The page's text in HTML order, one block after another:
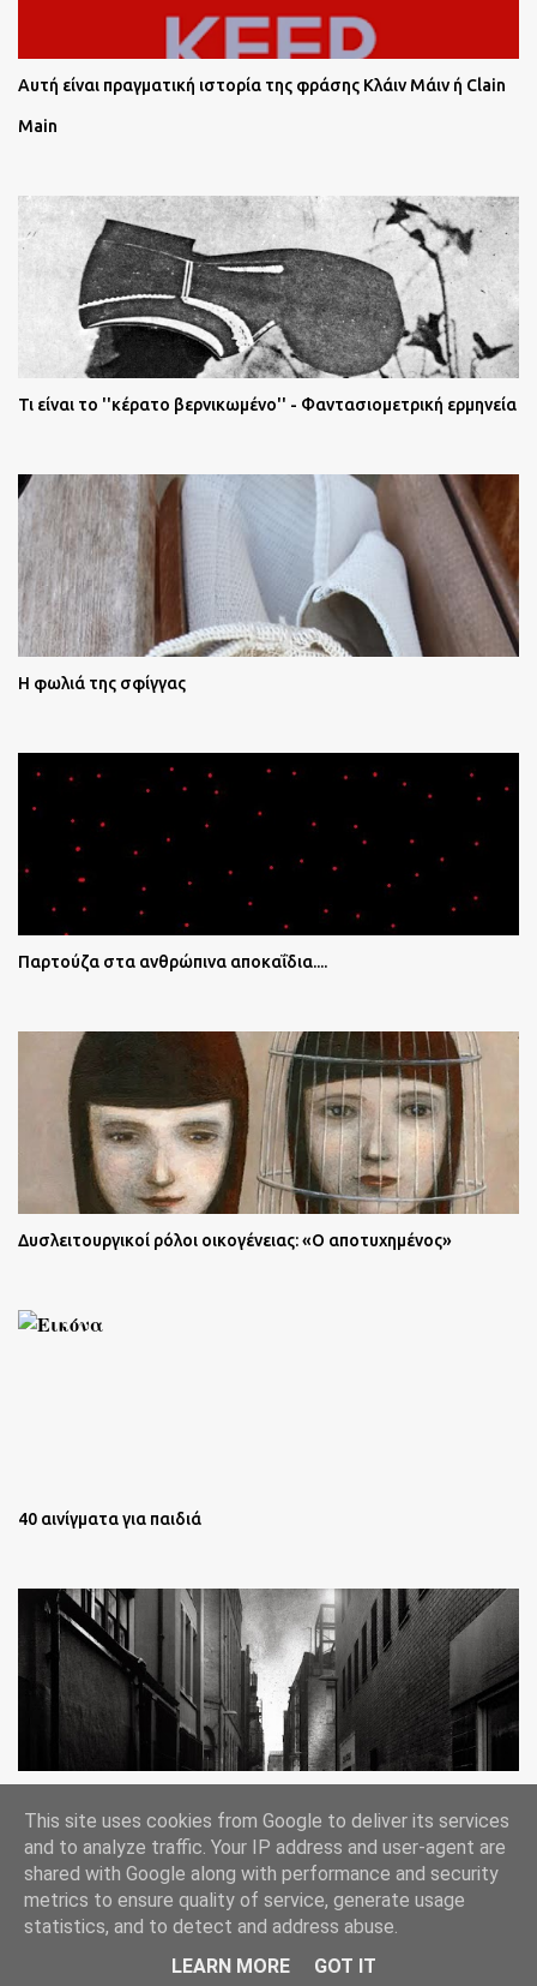
Αυτή είναι πραγματική ιστορία της φράσης Κλάιν Μάιν ή Clain
Main
Τι είναι το ''κέρατο βερνικωμένο'' - Φαντασιομετρική ερμηνεία
Η φωλιά της σφίγγας
Παρτούζα στα ανθρώπινα αποκαΐδια....
Δυσλειτουργικοί ρόλοι οικογένειας: «Ο αποτυχημένος»
40 αινίγματα για παιδιά
Lee Jeffries
Από το Blogger
This site uses cookies from Google to deliver its services
and to analyze traffic. Your IP address and user-agent are
shared with Google along with performance and security
metrics to ensure quality of service, generate usage
statistics, and to detect and address abuse.
LEARN MORE
GOT IT